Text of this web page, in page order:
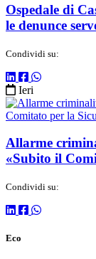
Ospedale di
le denunce
Condividi su:
Ieri
Allarme
«Subito il
Condividi su:
Eco